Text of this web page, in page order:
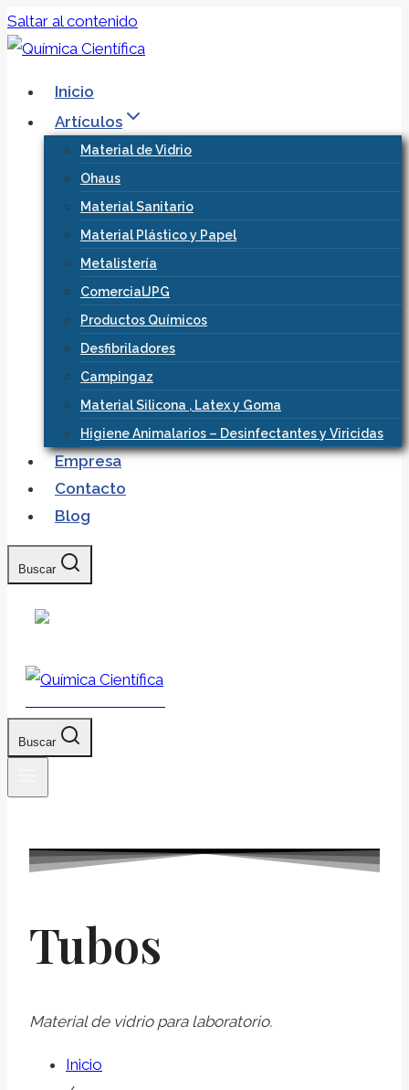
Saltar al contenido
Inicio
Artículos
Material de Vidrio
Ohaus
Material Sanitario
Material Plástico y Papel
Metalistería
ComercialJPG
Productos Químicos
Desfibriladores
Campingaz
Material Silicona , Latex y Goma
Higiene Animalarios – Desinfectantes y Viricidas
Empresa
Contacto
Blog
Buscar
Buscar
Tubos
Material de vidrio para laboratorio.
Inicio